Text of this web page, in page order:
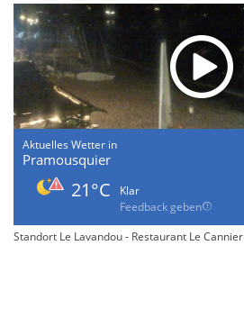
Aktuelles Wetter in
Pramousquier
21°C
Klar
Feedback geben
Standort Le Lavandou - Restaurant Le Cannier